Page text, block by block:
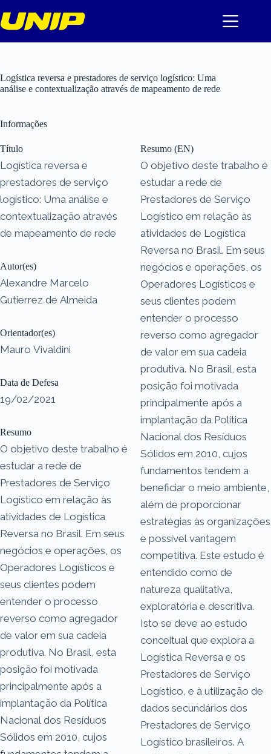
para
o
Logística reversa e prestadores de serviço logístico: Uma
análise e contextualização através de mapeamento de rede
Informações
Título
Logística reversa e
prestadores de serviço
logístico: Uma análise e
contextualização através
de mapeamento de rede
Autor(es)
Alexandre Marcelo
Gutierrez de Almeida
Orientador(es)
Mauro Vivaldini
Data de Defesa
19/02/2021
Resumo
O objetivo deste trabalho é
estudar a rede de
Prestadores de Serviço
Logístico em relação às
atividades de Logística
Reversa no Brasil. Em seus
negócios e operações, os
Operadores Logísticos e
seus clientes podem
entender o processo
reverso como agregador
de valor em sua cadeia
produtiva. No Brasil, esta
posição foi motivada
principalmente após a
implantação da Política
Nacional dos Resíduos
Sólidos em 2010, cujos
Resumo (EN)
O objetivo deste trabalho é
estudar a rede de
Prestadores de Serviço
Logístico em relação às
atividades de Logística
Reversa no Brasil. Em seus
negócios e operações, os
Operadores Logísticos e
seus clientes podem
entender o processo
reverso como agregador
de valor em sua cadeia
produtiva. No Brasil, esta
posição foi motivada
principalmente após a
implantação da Política
Nacional dos Resíduos
Sólidos em 2010, cujos
fundamentos tendem a
beneficiar o meio ambiente,
além de proporcionar
estratégias às organizações
e possível vantagem
competitiva. Este estudo é
entendido como de
natureza qualitativa,
exploratória e descritiva.
Isto se deve ao estudo
conceitual que explora a
Logística Reversa e os
Prestadores de Serviço
Logístico, e à utilização de
dados secundários dos
Prestadores de Serviço
Logístico brasileiros. A